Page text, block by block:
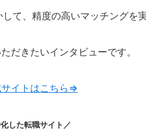
て、精度の高いマッチングを実
だきたいインタビューです。
イトはこちら⇒
した転職サイト／